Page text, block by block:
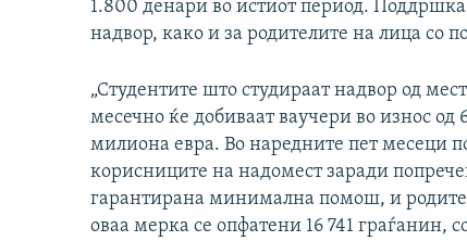
1.800 денари во истиот период.
надвор, како и за родителите на лица со
„Студентите што студираат надвор од
месечно ќе добиваат ваучери во износ
милиона евра. Во наредните пет месеци
корисниците на надомест заради
гарантирана минимална помош, и
оваа мерка се опфатени 16 741 граѓанин,